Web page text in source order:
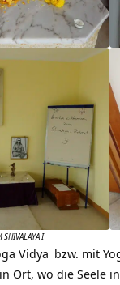
I
Vidya bzw. mit
Ort, wo die Seele